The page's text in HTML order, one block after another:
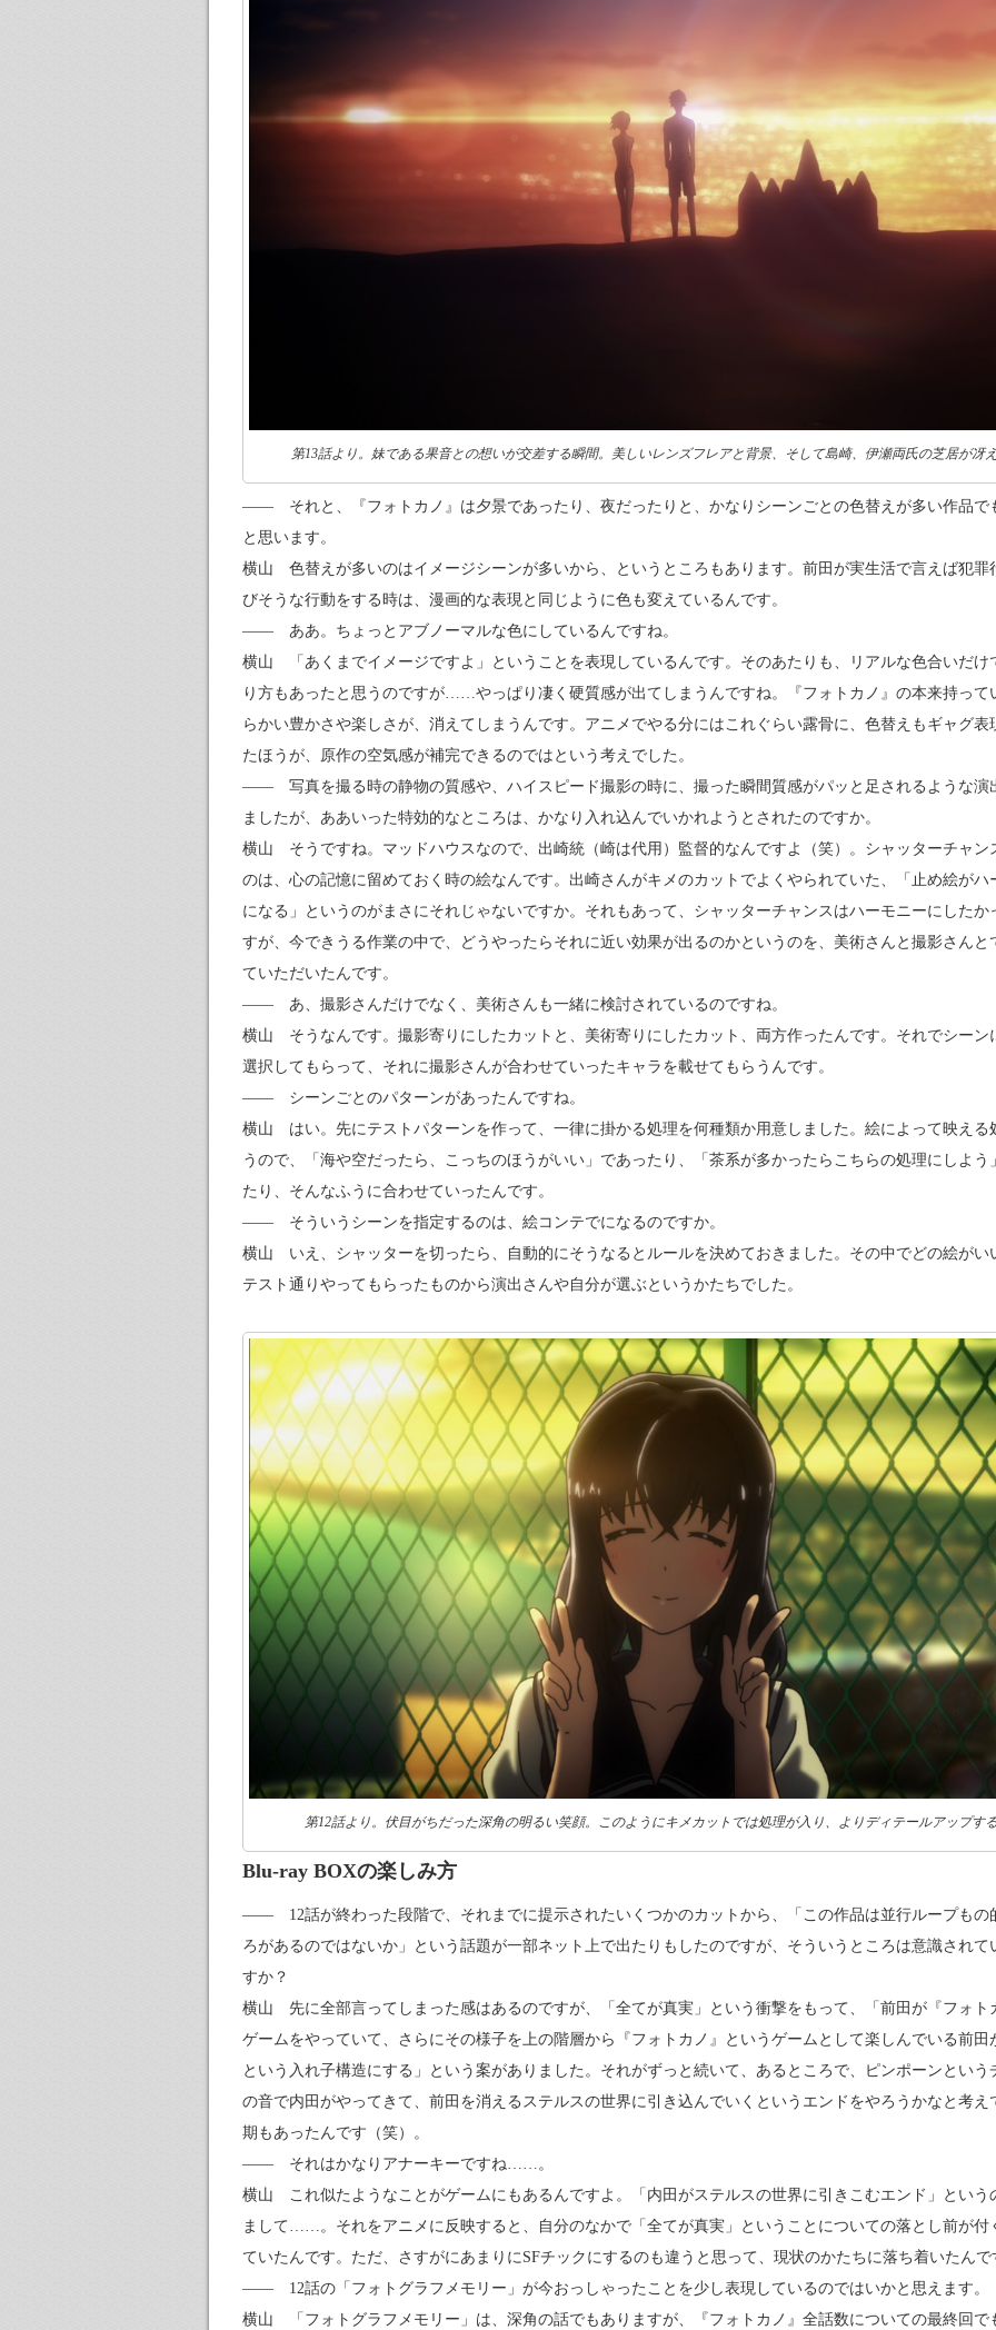
第13話より。妹である果音との想いが交差する瞬間。美しいレンズフレアと背景、そして島崎、伊瀬両氏の芝居が冴
—— それと、『フォトカノ』は夕景であったり、夜だったりと、かなりシーンごとの色替えが多い作品で
と思います。
横山 色替えが多いのはイメージシーンが多いから、というところもあります。前田が実生活で言えば犯罪
びそうな行動をする時は、漫画的な表現と同じように色も変えているんです。
—— ああ。ちょっとアブノーマルな色にしているんですね。
横山 「あくまでイメージですよ」ということを表現しているんです。そのあたりも、リアルな色合いだけ
り方もあったと思うのですが……やっぱり凄く硬質感が出てしまうんですね。『フォトカノ』の本来持って
らかい豊かさや楽しさが、消えてしまうんです。アニメでやる分にはこれぐらい露骨に、色替えもギャグ表
たほうが、原作の空気感が補完できるのではという考えでした。
—— 写真を撮る時の静物の質感や、ハイスピード撮影の時に、撮った瞬間質感がパッと足されるような演
ましたが、ああいった特効的なところは、かなり入れ込んでいかれようとされたのですか。
横山 そうですね。マッドハウスなので、出崎統（崎は代用）監督的なんですよ（笑）。シャッターチャン
のは、心の記憶に留めておく時の絵なんです。出崎さんがキメのカットでよくやられていた、「止め絵がハ
になる」というのがまさにそれじゃないですか。それもあって、シャッターチャンスはハーモニーにしたか
すが、今できうる作業の中で、どうやったらそれに近い効果が出るのかというのを、美術さんと撮影さんと
ていただいたんです。
—— あ、撮影さんだけでなく、美術さんも一緒に検討されているのですね。
横山 そうなんです。撮影寄りにしたカットと、美術寄りにしたカット、両方作ったんです。それでシーン
選択してもらって、それに撮影さんが合わせていったキャラを載せてもらうんです。
—— シーンごとのパターンがあったんですね。
横山 はい。先にテストパターンを作って、一律に掛かる処理を何種類か用意しました。絵によって映える
うので、「海や空だったら、こっちのほうがいい」であったり、「茶系が多かったらこちらの処理にしよう
たり、そんなふうに合わせていったんです。
—— そういうシーンを指定するのは、絵コンテでになるのですか。
横山 いえ、シャッターを切ったら、自動的にそうなるとルールを決めておきました。その中でどの絵がい
テスト通りやってもらったものから演出さんや自分が選ぶというかたちでした。
第12話より。伏目がちだった深角の明るい笑顔。このようにキメカットでは処理が入り、よりディテールアップす
Blu-ray BOXの楽しみ方
—— 12話が終わった段階で、それまでに提示されたいくつかのカットから、「この作品は並行ループもの
ろがあるのではないか」という話題が一部ネット上で出たりもしたのですが、そういうところは意識されて
すか？
横山 先に全部言ってしまった感はあるのですが、「全てが真実」という衝撃をもって、「前田が『フォト
ゲームをやっていて、さらにその様子を上の階層から『フォトカノ』というゲームとして楽しんでいる前田
という入れ子構造にする」という案がありました。それがずっと続いて、あるところで、ピンポーンという
の音で内田がやってきて、前田を消えるステルスの世界に引き込んでいくというエンドをやろうかなと考え
期もあったんです（笑）。
—— それはかなりアナーキーですね……。
横山 これ似たようなことがゲームにもあるんですよ。「内田がステルスの世界に引きこむエンド」という
まして……。それをアニメに反映すると、自分のなかで「全てが真実」ということについての落とし前が付
ていたんです。ただ、さすがにあまりにSFチックにするのも違うと思って、現状のかたちに落ち着いたんで
—— 12話の「フォトグラフメモリー」が今おっしゃったことを少し表現しているのではいかと思えます。
横山 「フォトグラフメモリー」は、深角の話でもありますが、『フォトカノ』全話数についての最終回で